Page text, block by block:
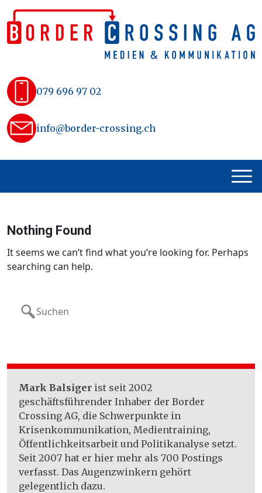
Skip
to
content
079 696 97 02
info@border-crossing.ch
Nothing Found
It seems we can’t find what you’re looking for. Perhaps
searching can help.
for:
Mark Balsiger ist seit 2002
geschäftsführender Inhaber der Border
Crossing AG, die Schwerpunkte in
Krisenkommunikation, Medientraining,
Öffentlichkeitsarbeit und Politikanalyse setzt.
Seit 2007 hat er hier mehr als 700 Postings
verfasst. Das Augenzwinkern gehört
gelegentlich dazu.